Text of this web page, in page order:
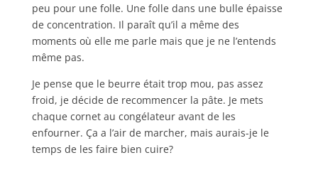
peu pour une folle. Une folle dans une bulle épaisse
de concentration. Il paraît qu’il a même des
moments où elle me parle mais que je ne l’entends
même pas.
Je pense que le beurre était trop mou, pas assez
froid, je décide de recommencer la pâte. Je mets
chaque cornet au congélateur avant de les
enfourner. Ça a l’air de marcher, mais aurais-je le
temps de les faire bien cuire?